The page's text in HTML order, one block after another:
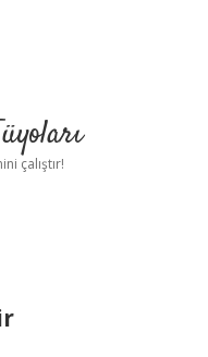
çalıştır!